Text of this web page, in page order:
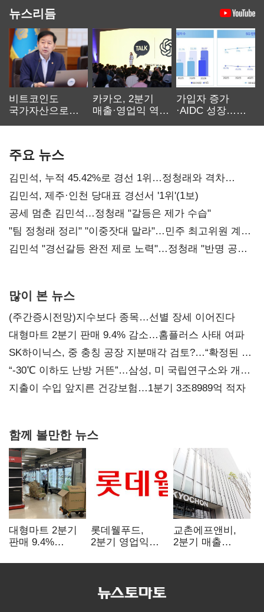
뉴스리듬
비트코인도
국가자산으로…'
카카오, 2분기
매출·영업익 역대
가입자 증가
·AIDC 성장…
주요 뉴스
김민석, 누적 45.42%로 경선 1위…정청래와 격차
0.86%p(2보)
김민석, 제주·인천 당대표 경선서 '1위'(1보)
공세 멈춘 김민석…정청래 "갈등은 제가 수습"
"팀 정청래 정리" "이중잣대 말라"…민주 최고위원 계파
다툼 격화
김민석 "경선갈등 완전 제로 노력"…정청래 "반명 공세
많이 본 뉴스
(주간증시전망)지수보다 종목…선별 장세 이어진다
대형마트 2분기 판매 9.4% 감소…홈플러스 사태 여파
SK하이닉스, 중 충칭 공장 지분매각 검토?…“확정된 바
없어”
“-30℃ 이하도 난방 거뜬”…삼성, 미 국립연구소와 개발
협력
지출이 수입 앞지른 건강보험…1분기 3조8989억 적자
함께 볼만한 뉴스
대형마트 2분기
판매 9.4%
사태 여파
롯데웰푸드,
2분기 영업익
사업이 실적 견인
교촌에프앤비,
2분기 매출
전년보다 4.9%↑